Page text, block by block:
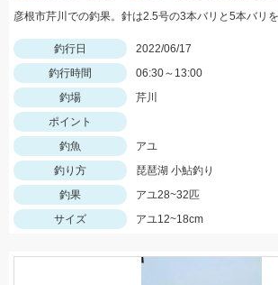
釣行日
2022/06/17
釣行時間
06:30～13:00
釣場
芹川
ポイント
釣魚
アユ
釣り方
琵琶湖 小鮎釣り
釣果
アユ28~32匹
サイズ
アユ12~18cm